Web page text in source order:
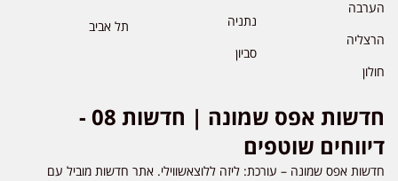
הערבה
הרצליה
חולון
נתניה
סביון
תל אביב
חדשות אפס שמונה | חדשות 08 -
דיווחים שוטפים
חדשות אפס שמונה – עורכת: ליזה ללוצאשווילי. אתר חדשות מוביל עם